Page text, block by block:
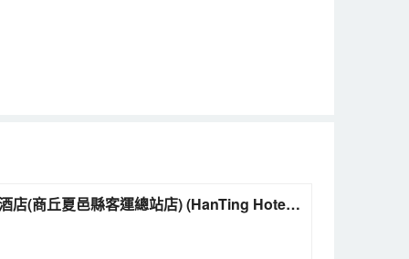
(商丘夏邑縣客運總站店) (HanTing Hotel